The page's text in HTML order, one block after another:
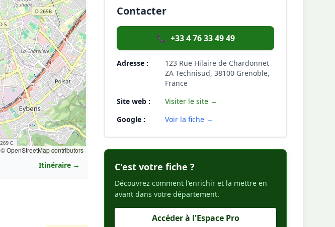
© OpenStreetMap contributors
Itinéraire →
Contacter
📞 +33 4 76 33 49 49
Adresse :
123 Rue Hilaire de Chardonnet
ZA Technisud, 38100 Grenoble,
France
Site web :
Visiter le site →
Google :
Voir la fiche →
C'est votre fiche ?
Découvrez comment l'enrichir et la mettre en
avant dans votre département.
Accéder à l'Espace Pro